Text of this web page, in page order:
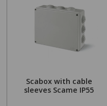
Scabox with cable
sleeves Scame IP55